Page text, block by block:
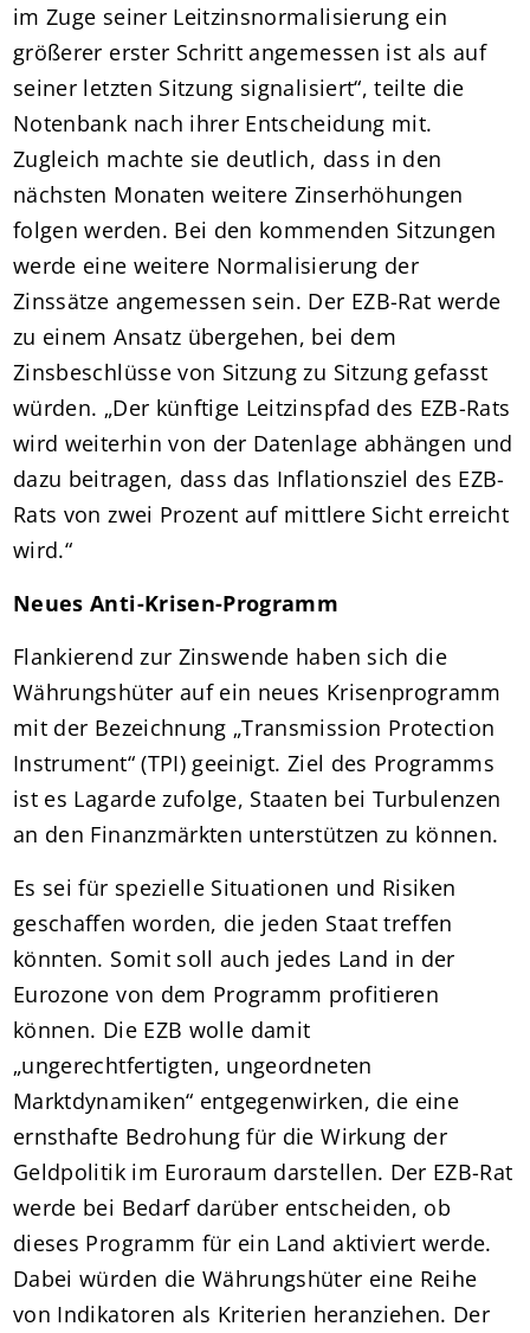
im Zuge seiner Leitzinsnormalisierung ein
größerer erster Schritt angemessen ist als auf
seiner letzten Sitzung signalisiert“, teilte die
Notenbank nach ihrer Entscheidung mit.
Zugleich machte sie deutlich, dass in den
nächsten Monaten weitere Zinserhöhungen
folgen werden. Bei den kommenden Sitzungen
werde eine weitere Normalisierung der
Zinssätze angemessen sein. Der EZB-Rat werde
zu einem Ansatz übergehen, bei dem
Zinsbeschlüsse von Sitzung zu Sitzung gefasst
würden. „Der künftige Leitzinspfad des EZB-Rats
wird weiterhin von der Datenlage abhängen und
dazu beitragen, dass das Inflationsziel des EZB-
Rats von zwei Prozent auf mittlere Sicht erreicht
wird.“
Neues Anti-Krisen-Programm
Flankierend zur Zinswende haben sich die
Währungshüter auf ein neues Krisenprogramm
mit der Bezeichnung „Transmission Protection
Instrument“ (TPI) geeinigt. Ziel des Programms
ist es Lagarde zufolge, Staaten bei Turbulenzen
an den Finanzmärkten unterstützen zu können.
Es sei für spezielle Situationen und Risiken
geschaffen worden, die jeden Staat treffen
könnten. Somit soll auch jedes Land in der
Eurozone von dem Programm profitieren
können. Die EZB wolle damit
„ungerechtfertigten, ungeordneten
Marktdynamiken“ entgegenwirken, die eine
ernsthafte Bedrohung für die Wirkung der
Geldpolitik im Euroraum darstellen. Der EZB-Rat
werde bei Bedarf darüber entscheiden, ob
dieses Programm für ein Land aktiviert werde.
Dabei würden die Währungshüter eine Reihe
von Indikatoren als Kriterien heranziehen. Der